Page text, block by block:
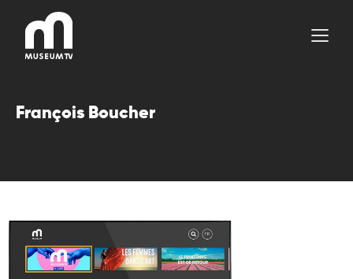
contenu
François Boucher